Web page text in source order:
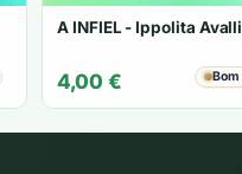
A INFIEL - Ippolita Avalli
4,00 € Bom